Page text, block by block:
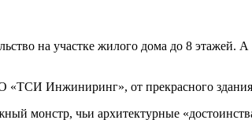
на участке жилого дома до 8 этажей.
Инжиниринг», от прекрасного здания
монстр, чьи архитектурные